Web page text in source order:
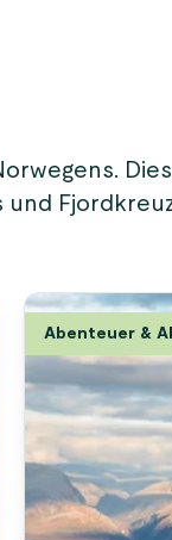
und
Abenteuer &